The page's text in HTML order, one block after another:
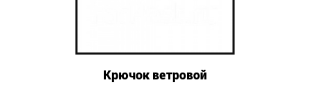
Оформление заказа
Крючок ветровой